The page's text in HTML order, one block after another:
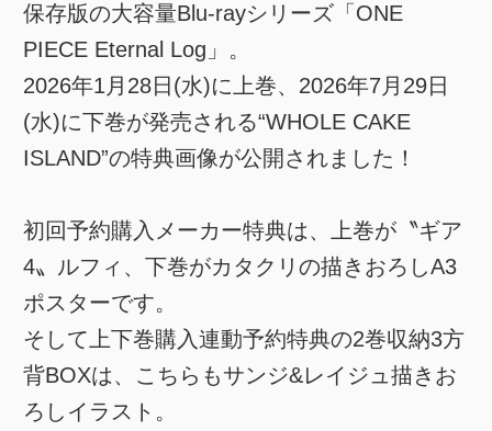
保存版の大容量Blu-rayシリーズ「ONE
PIECE Eternal Log」。
2026年1月28日(水)に上巻、2026年7月29日
(水)に下巻が発売される“WHOLE CAKE
ISLAND”の特典画像が公開されました！
初回予約購入メーカー特典は、上巻が〝ギア
4〟ルフィ、下巻がカタクリの描きおろしA3
ポスターです。
そして上下巻購入連動予約特典の2巻収納3方
背BOXは、こちらもサンジ&レイジュ描きお
ろしイラスト。